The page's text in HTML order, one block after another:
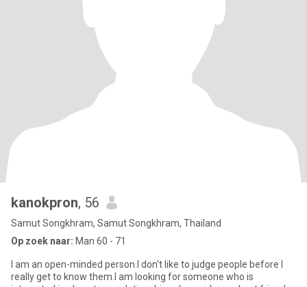
kanokpron, 56
Samut Songkhram, Samut Songkhram, Thailand
Op zoek naar: Man 60 - 71
I am an open-minded person.I don't like to judge people before I
really get to know them.I am looking for someone who is